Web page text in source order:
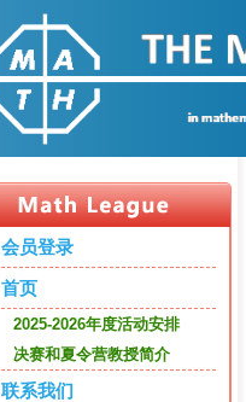
会员登录
首页
2025-2026年度活动安排
决赛和夏令营教授简介
联系我们